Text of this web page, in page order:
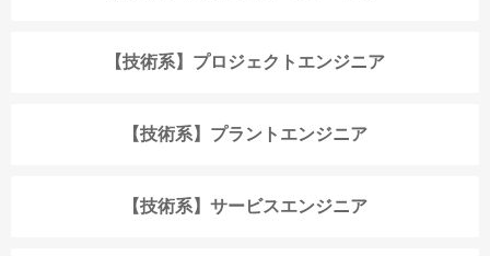
【技術系】プロジェクトエンジニア
【技術系】プラントエンジニア
【技術系】サービスエンジニア